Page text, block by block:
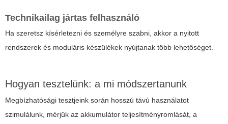
Technikailag jártas felhasználó
Ha szeretsz kísérletezni és személyre szabni, akkor a nyitott
rendszerek és moduláris készülékek nyújtanak több lehetőséget.
Hogyan tesztelünk: a mi módszertanunk
Megbízhatósági tesztjeink során hosszú távú használatot
szimulálunk, mérjük az akkumulátor teljesítményromlását, a